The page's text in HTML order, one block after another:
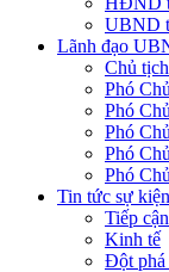
UBND
Lãnh đạo
Chủ
Phó
Phó
Phó
Phó
Phó
Tin tức sự kiện
Tiếp
Kinh tế
Đột